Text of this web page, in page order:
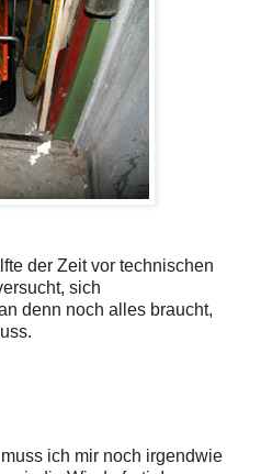
der Zeit vor technischen
sich
denn noch alles braucht,
ich mir noch irgendwie